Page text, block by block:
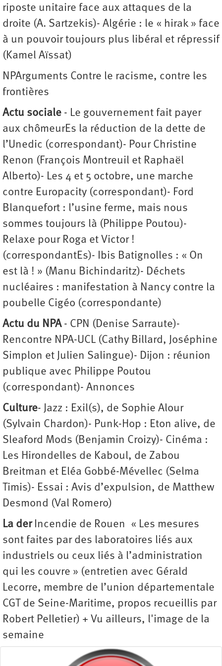
riposte unitaire face aux attaques de la
droite (A. Sartzekis)- Algérie : le « hirak » face
à un pouvoir toujours plus libéral et répressif
(Kamel Aïssat)
NPArguments Contre le racisme, contre les
frontières
Actu sociale - Le gouvernement fait payer
aux chômeurEs la réduction de la dette de
l’Unedic (correspondant)- Pour Christine
Renon (François Montreuil et Raphaël
Alberto)- Les 4 et 5 octobre, une marche
contre Europacity (correspondant)- Ford
Blanquefort : l’usine ferme, mais nous
sommes toujours là (Philippe Poutou)-
Relaxe pour Roga et Victor !
(correspondantEs)- Ibis Batignolles : « On
est là ! » (Manu Bichindaritz)- Déchets
nucléaires : manifestation à Nancy contre la
poubelle Cigéo (correspondante)
Actu du NPA- CPN (Denise Sarraute)-
Rencontre NPA-UCL (Cathy Billard, Joséphine
Simplon et Julien Salingue)- Dijon : réunion
publique avec Philippe Poutou
(correspondant)- Annonces
Culture- Jazz : Exil(s), de Sophie Alour
(Sylvain Chardon)- Punk-Hop : Eton alive, de
Sleaford Mods (Benjamin Croizy)- Cinéma :
Les Hirondelles de Kaboul, de Zabou
Breitman et Eléa Gobbé-Mévellec (Selma
Timis)- Essai : Avis d’expulsion, de Matthew
Desmond (Val Romero)
La derIncendie de Rouen « Les mesures
sont faites par des laboratoires liés aux
industriels ou ceux liés à l’administration
qui les couvre » (entretien avec Gérald
Lecorre, membre de l’union départementale
CGT de Seine-Maritime, propos recueillis par
Robert Pelletier) + Vu ailleurs, l'image de la
semaine